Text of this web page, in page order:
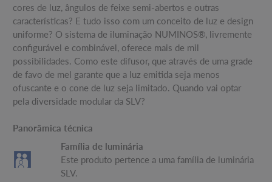
cores de luz, ângulos de feixe semi-abertos e outras
características? E tudo isso com um conceito de luz e design
uniforme? O sistema de iluminação NUMINOS®, livremente
configurável e combinável, oferece mais de mil
possibilidades. Como este difusor, que através de uma grade
de favo de mel garante que a luz emitida seja menos
ofuscante e o cone de luz seja limitado. Quando vai optar
pela diversidade modular da SLV?
Panorâmica técnica
Família de luminária
Este produto pertence a uma família de luminária
SLV.